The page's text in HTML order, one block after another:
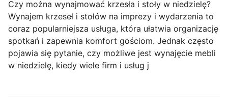
Czy można wynajmować krzesła i stoły w niedzielę?
Wynajem krzeseł i stołów na imprezy i wydarzenia to
coraz popularniejsza usługa, która ułatwia organizację
spotkań i zapewnia komfort gościom. Jednak często
pojawia się pytanie, czy możliwe jest wynajęcie mebli
w niedzielę, kiedy wiele firm i usług j